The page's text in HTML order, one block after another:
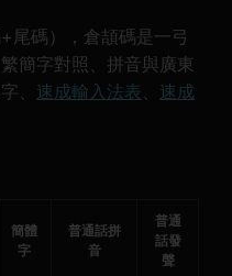
+尾碼），倉頡碼是一弓
簡字對照、拼音與廣東
、 速成輸入法表、 速成
簡體
字
普通話拼
音
普通
話發
聲